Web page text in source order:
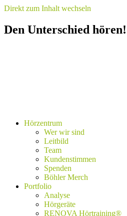
Direkt zum Inhalt wechseln
Den Unterschied hören!
Hörzentrum
Wer wir sind
Leitbild
Team
Kundenstimmen
Spenden
Böhler Merch
Portfolio
Analyse
Hörgeräte
RENOVA Hörtraining®